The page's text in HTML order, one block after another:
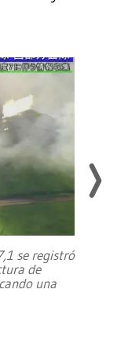
se registró
de
una